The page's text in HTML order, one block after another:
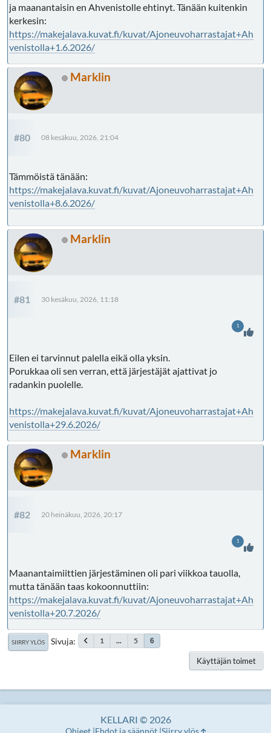
ja maanantaisin en Ahvenistolle ehtinyt. Tänään kuitenkin
kerkesin:
https://makejalava.kuvat.fi/kuvat/Ajoneuvoharrastajat+Ah
venistolla+1.6.2026/
Marklin
#80 08 kesäkuu, 2026, 21:04
Tämmöistä tänään:
https://makejalava.kuvat.fi/kuvat/Ajoneuvoharrastajat+Ah
venistolla+8.6.2026/
Marklin
#81 30 kesäkuu, 2026, 11:18
Eilen ei tarvinnut palella eikä olla yksin.
Porukkaa oli sen verran, että järjestäjät ajattivat jo
radankin puolelle.
https://makejalava.kuvat.fi/kuvat/Ajoneuvoharrastajat+Ah
venistolla+29.6.2026/
1
Marklin
#82 20 heinäkuu, 2026, 20:17
Maanantaimiittien järjestäminen oli pari viikkoa tauolla,
mutta tänään taas kokoonnuttiin:
https://makejalava.kuvat.fi/kuvat/Ajoneuvoharrastajat+Ah
venistolla+20.7.2026/
1
SIIRRY YLÖS Sivuja 1 ... 5 6
Käyttäjän toimet
KELLARI © 2026
Ohjeet Ehdot ja säännöt Siirry ylös